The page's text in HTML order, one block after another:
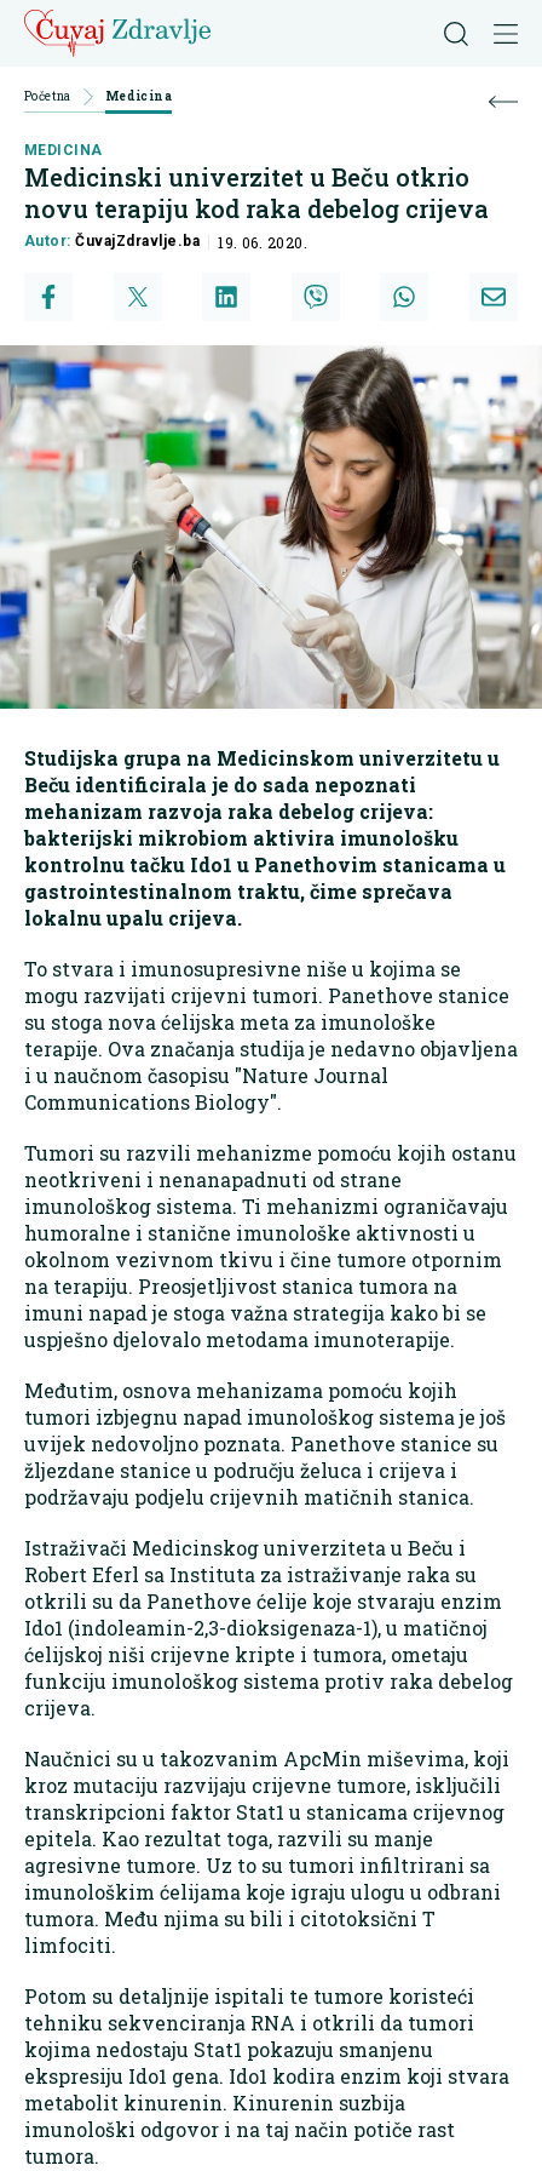
Početna Medicina
MEDICINA
Medicinski univerzitet u Beču otkrio
novu terapiju kod raka debelog crijeva
Autor:ČuvajZdravlje.ba 19. 06. 2020.
Studijska grupa na Medicinskom univerzitetu u
Beču identificirala je do sada nepoznati
mehanizam razvoja raka debelog crijeva:
bakterijski mikrobiom aktivira imunološku
kontrolnu tačku Ido1 u Panethovim stanicama u
gastrointestinalnom traktu, čime sprečava
lokalnu upalu crijeva.
To stvara i imunosupresivne niše u kojima se
mogu razvijati crijevni tumori. Panethove stanice
su stoga nova ćelijska meta za imunološke
terapije. Ova značanja studija je nedavno objavljena
i u naučnom časopisu "Nature Journal
Communications Biology".
Tumori su razvili mehanizme pomoću kojih ostanu
neotkriveni i nenanapadnuti od strane
imunološkog sistema. Ti mehanizmi ograničavaju
humoralne i stanične imunološke aktivnosti u
okolnom vezivnom tkivu i čine tumore otpornim
na terapiju. Preosjetljivost stanica tumora na
imuni napad je stoga važna strategija kako bi se
uspješno djelovalo metodama imunoterapije.
Međutim, osnova mehanizama pomoću kojih
tumori izbjegnu napad imunološkog sistema je još
uvijek nedovoljno poznata. Panethove stanice su
žljezdane stanice u području želuca i crijeva i
podržavaju podjelu crijevnih matičnih stanica.
Istraživači Medicinskog univerziteta u Beču i
Robert Eferl sa Instituta za istraživanje raka su
otkrili su da Panethove ćelije koje stvaraju enzim
Ido1 (indoleamin-2,3-dioksigenaza-1), u matičnoj
ćelijskoj niši crijevne kripte i tumora, ometaju
funkciju imunološkog sistema protiv raka debelog
crijeva.
Naučnici su u takozvanim ApcMin miševima, koji
kroz mutaciju razvijaju crijevne tumore, isključili
transkripcioni faktor Stat1 u stanicama crijevnog
epitela. Kao rezultat toga, razvili su manje
agresivne tumore. Uz to su tumori infiltrirani sa
imunološkim ćelijama koje igraju ulogu u odbrani
tumora. Među njima su bili i citotoksični T
limfociti.
Potom su detaljnije ispitali te tumore koristeći
tehniku sekvenciranja RNA i otkrili da tumori
kojima nedostaju Stat1 pokazuju smanjenu
ekspresiju Ido1 gena. Ido1 kodira enzim koji stvara
metabolit kinurenin. Kinurenin suzbija
imunološki odgovor i na taj način potiče rast
tumora.